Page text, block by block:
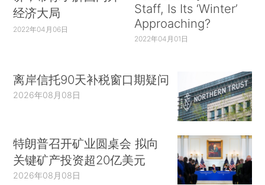
经济大局
2022年04月06日
Staff, Is Its ‘Winter’
Approaching?
2022年04月01日
离岸信托90天补税窗口期疑问
2026年08月08日
特朗普召开矿业圆桌会 拟向
关键矿产投资超20亿美元
2026年08月08日